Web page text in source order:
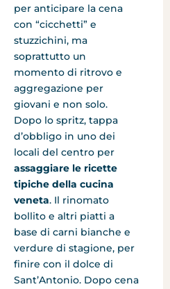
per anticipare la cena
con “cicchetti” e
stuzzichini, ma
soprattutto un
momento di ritrovo e
aggregazione per
giovani e non solo.
Dopo lo spritz, tappa
d’obbligo in uno dei
locali del centro per
assaggiare le ricette
tipiche della cucina
veneta. Il rinomato
bollito e altri piatti a
base di carni bianche e
verdure di stagione, per
finire con il dolce di
Sant’Antonio. Dopo cena